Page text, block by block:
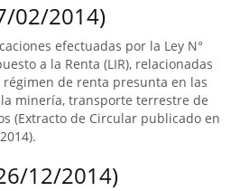
02/2014)
efectuadas por la Ley N°
a la Renta (LIR), relacionadas
de renta presunta en las
minería, transporte terrestre de
(Extracto de Circular publicado en
12/2014)